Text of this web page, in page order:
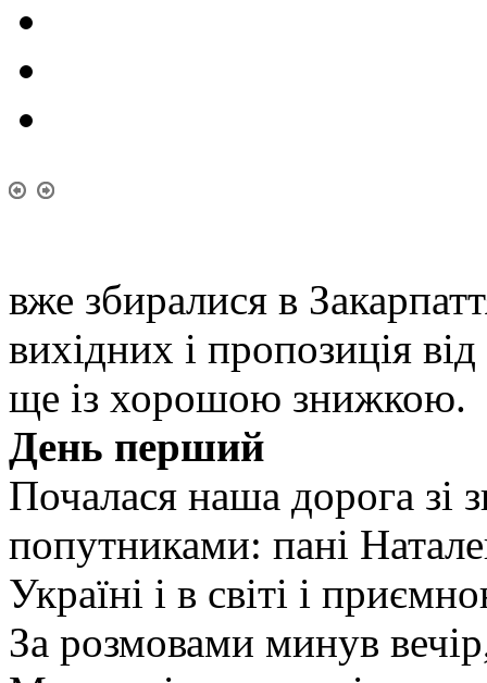
вже збиралися в
вихідних і пропозиція
ще із хорошою знижкою.
День перший
Почалася наша дорога зі
попутниками: пані
Україні і в світі і
За розмовами минув